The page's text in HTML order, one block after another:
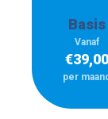
Basis
Vanaf
€39,00
per maand